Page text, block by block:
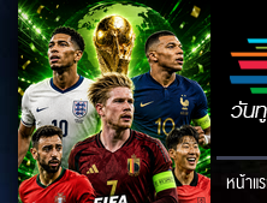
หน้าแ